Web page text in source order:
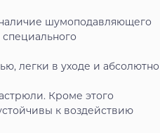
шумоподавляющего
легки в уходе и абсолютно
Кроме этого
к воздействию